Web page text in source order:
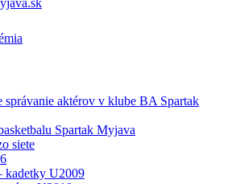
správanie aktérov v klube BA Spartak
Spartak Myjava
siete
kadetky U2009